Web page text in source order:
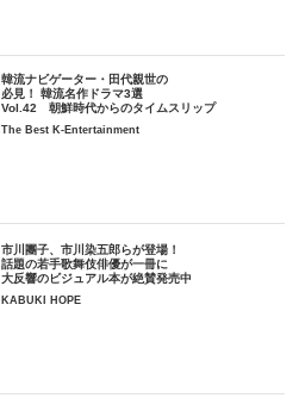
韓流ナビゲーター・田代親世の
必見！ 韓流名作ドラマ3選
Vol.42 朝鮮時代からのタイムスリップ
The Best K-Entertainment
市川團子、市川染五郎らが登場！
話題の若手歌舞伎俳優が一冊に
大反響のビジュアル本が絶賛発売中
KABUKI HOPE